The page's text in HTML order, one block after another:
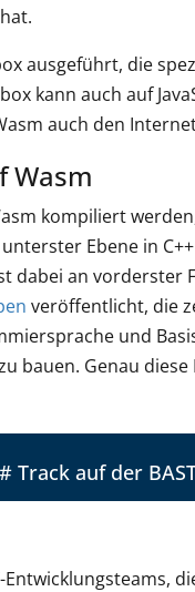
ausgeführt, die
kann auch auf
auch den
Wasm
kompiliert
Ebene in
dabei an vorderster
veröffentlicht, die
und
bauen. Genau
Track auf der
Entwicklungsteams,